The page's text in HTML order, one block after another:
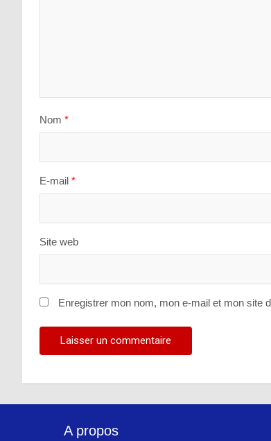
Nom *
E-mail *
Site web
Enregistrer mon nom, mon e-mail et mon site
A propos